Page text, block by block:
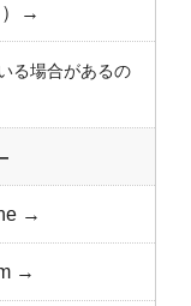
）→
る場合があるの
→
→